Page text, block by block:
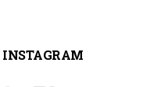
INSTAGRAM